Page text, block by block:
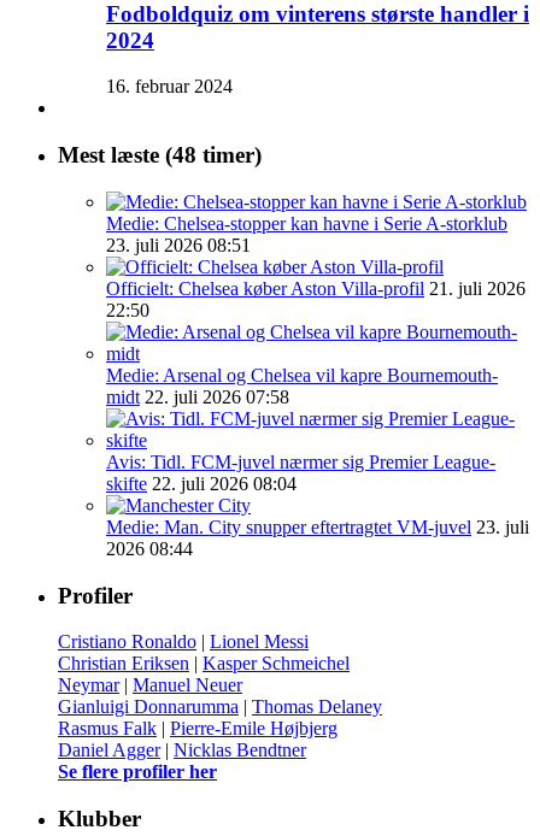
Fodboldquiz om vinterens største handler i
2024
16. februar 2024
Mest læste (48 timer)
Medie: Chelsea-stopper kan havne i Serie A-storklub
23. juli 2026 08:51
Officielt: Chelsea køber Aston Villa-profil 21. juli 2026
22:50
Medie: Arsenal og Chelsea vil kapre Bournemouth-
midt 22. juli 2026 07:58
Avis: Tidl. FCM-juvel nærmer sig Premier League-
skifte 22. juli 2026 08:04
Medie: Man. City snupper eftertragtet VM-juvel 23. juli
2026 08:44
Profiler
Cristiano Ronaldo | Lionel Messi
Christian Eriksen | Kasper Schmeichel
Neymar| Manuel Neuer
Gianluigi Donnarumma | Thomas Delaney
Rasmus Falk | Pierre-Emile Højbjerg
Daniel Agger| Nicklas Bendtner
Se flere profiler her
Klubber